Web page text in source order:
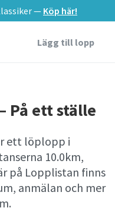
—Köp här!
Lägg till lopp
På ett ställe
ett löplopp i
10.0km,
på Lopplistan finns
anmälan och mer